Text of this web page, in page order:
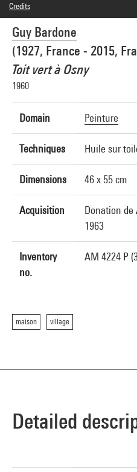
Guy Bardone
(1927, France - 2015,
Toit vert à Osny
1960
Domain Peinture
Techniques Huile sur
Dimensions 46 x 55 cm
Acquisition
Donation de
1963
Inventory
no.
AM 4224 P
maison village
Credits
© Adagp, Paris
Photo credits : Pierre Guenat
Image reference : 5A05144
Detailed